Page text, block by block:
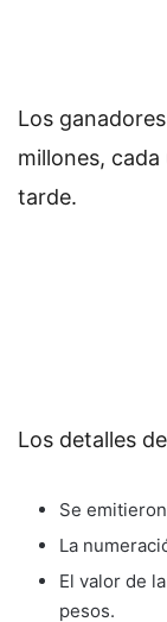
Los
millones,
tarde.
Los detalles
Se
La
El valor de
pesos.